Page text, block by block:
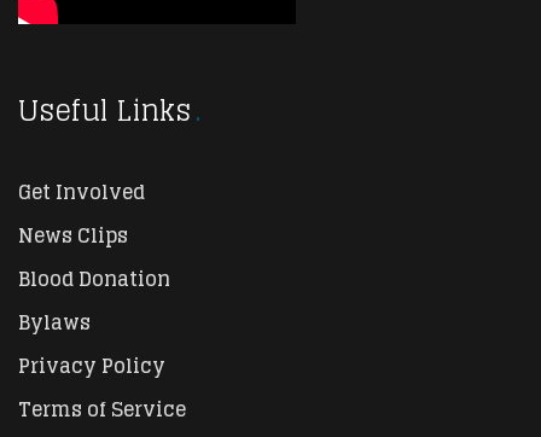
Useful Links
Get Involved
News Clips
Blood Donation
Bylaws
Privacy Policy
Terms of Service